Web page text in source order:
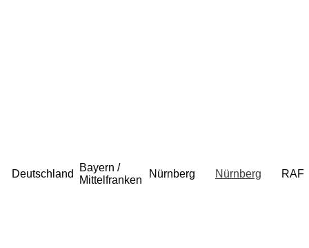
Deutschland
Bayern /
Mittelfranken
Nürnberg Nürnberg RAF